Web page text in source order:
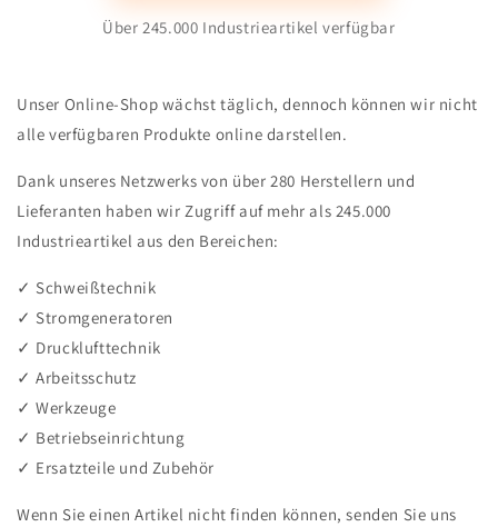
Über 245.000 Industrieartikel verfügbar
Unser Online-Shop wächst täglich, dennoch können wir nicht
alle verfügbaren Produkte online darstellen.
Dank unseres Netzwerks von über 280 Herstellern und
Lieferanten haben wir Zugriff auf mehr als 245.000
Industrieartikel aus den Bereichen:
✓ Schweißtechnik
✓ Stromgeneratoren
✓ Drucklufttechnik
✓ Arbeitsschutz
✓ Werkzeuge
✓ Betriebseinrichtung
✓ Ersatzteile und Zubehör
Wenn Sie einen Artikel nicht finden können, senden Sie uns